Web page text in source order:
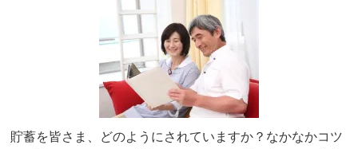
貯蓄を皆さま、どのようにされていますか？なかなかコツ